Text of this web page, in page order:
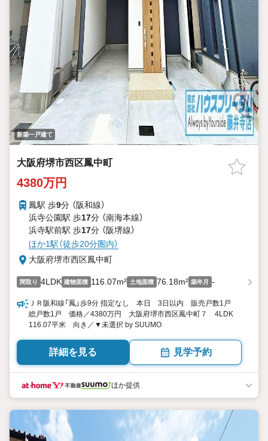
新築一戸建て
大阪府堺市西区鳳中町
4380万円
鳳駅 歩9分 （阪和線）
浜寺公園駅 歩17分 （南海本線）
浜寺駅前駅 歩17分 （阪堺線）
ほか1駅（徒歩20分圏内）
大阪府堺市西区鳳中町
間取り 4LDK 建物面積 116.07m² 土地面積 76.18m² 築年月 -
ＪＲ阪和線「鳳」歩9分 指定なし 本日 3日以内 販売戸数1戸
総戸数1戸 価格／4380万円 大阪府堺市西区鳳中町７ 4LDK
116.07平米 向き／▼未選択 by SUUMO
詳細を見る 見学予約
ほか提供